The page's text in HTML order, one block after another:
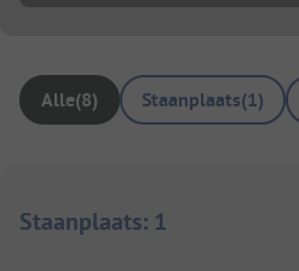
Alle(8) Staanplaats(1)
Staanplaats: 1